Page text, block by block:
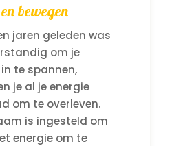
bewegen
jaren geleden was
om je
te spannen,
je al je energie
om te overleven.
is ingesteld om
energie om te